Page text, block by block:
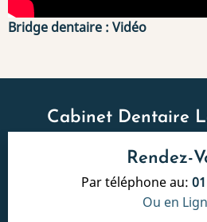
Bridge dentaire : Vidéo
Cabinet Dentaire
Rendez-
Par téléphone au:
Ou en